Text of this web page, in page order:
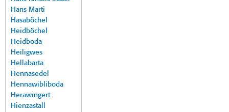
Hans Marti
Hasaböchel
Heidböchel
Heidboda
Heiligwes
Hellabarta
Hennasedel
Hennawibliboda
Herawingert
Hienzastall